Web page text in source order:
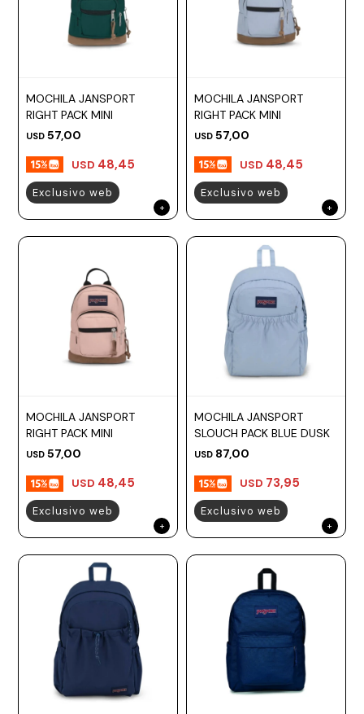
MOCHILA JANSPORT
RIGHT PACK MINI
USD 57,00
USD 48,45
Exclusivo web
MOCHILA JANSPORT
RIGHT PACK MINI
USD 57,00
USD 48,45
Exclusivo web
MOCHILA JANSPORT
RIGHT PACK MINI
USD 57,00
USD 48,45
Exclusivo web
MOCHILA JANSPORT
SLOUCH PACK BLUE DUSK
USD 87,00
USD 73,95
Exclusivo web